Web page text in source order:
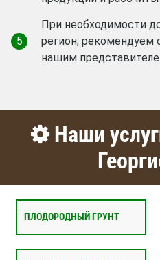
5
При необходимости
регион, рекомендуем
нашим
Наши
ПЛОДОРОДНЫЙ ГРУНТ